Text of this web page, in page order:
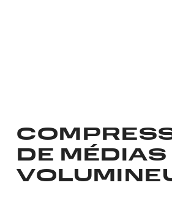
DE MÉDIAS